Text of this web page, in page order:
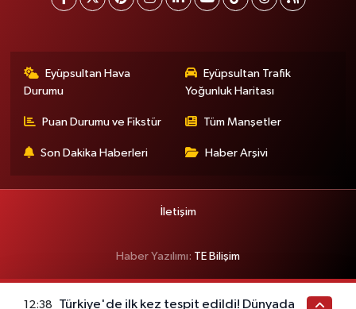
Eyüpsultan Hava
Durumu
Eyüpsultan Trafik
Yoğunluk Haritası
Puan Durumu ve Fikstür Tüm Manşetler
Son Dakika Haberleri Haber Arşivi
İletişim
Haber Yazılımı: TE Bilişim
12:38 Türkiye'de ilk kez tespit edildi! Dünyada